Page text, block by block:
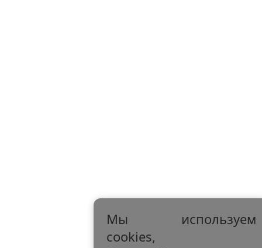
Мы используем
cookies,